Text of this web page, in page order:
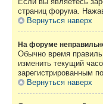
страниц форума.
Вернуться наверх
На форуме
Обычно время
изменить текущий
зарегистрированным
Вернуться наверх